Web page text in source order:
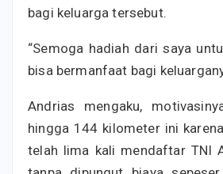
bagi keluarga tersebut.
“Semoga hadiah dari saya
bisa bermanfaat bagi
Andrias mengaku,
hingga 144 kilometer ini
telah lima kali mendaftar TNI